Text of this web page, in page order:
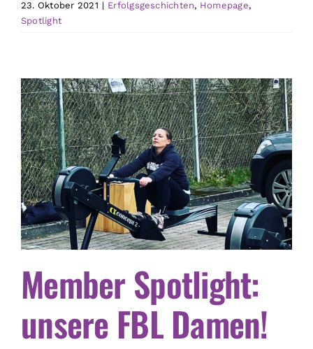
23. Oktober 2021 | Erfolgsgeschichten, Homepage,
Spotlight
Member Spotlight:
unsere FBL Damen!